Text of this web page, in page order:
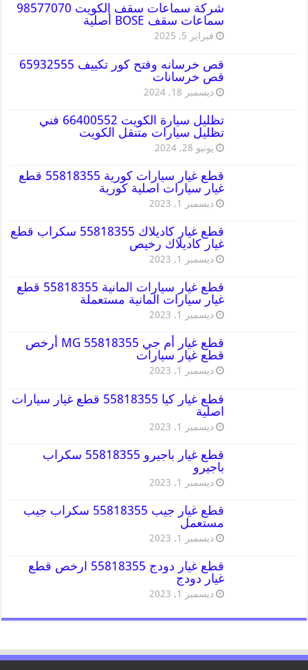
شركة سماعات سقف الكويت 98577070
سماعات سقف BOSE أصلية
فبراير 5, 2025
قص خرسانه وفتح كور تكييف 65932555
قص خرسانات
ديسمبر 18, 2024
تظليل سيارة الكويت 66400552 فني
تظليل سيارات متنقل الكويت
يونيو 28, 2024
قطع غيار سيارات كورية 55818355 قطع
غيار سيارات اصلية كورية
ديسمبر 1, 2023
قطع غيار كاديلاك 55818355 سكراب قطع
غيار كاديلاك رخيص
ديسمبر 1, 2023
قطع غيار سيارات المانية 55818355 قطع
غيار سيارات المانية مستعملة
ديسمبر 1, 2023
قطع غيار أم جي MG 55818355 أرخص
قطع غيار سيارات
ديسمبر 1, 2023
قطع غيار كيا 55818355 قطع غيار سيارات
اصلية
ديسمبر 1, 2023
قطع غيار باجيرو 55818355 سكراب
باجيرو
ديسمبر 1, 2023
قطع غيار جيب 55818355 سكراب جيب
مستعمل
ديسمبر 1, 2023
قطع غيار دودج 55818355 ارخص قطع
غيار دودج
ديسمبر 1, 2023